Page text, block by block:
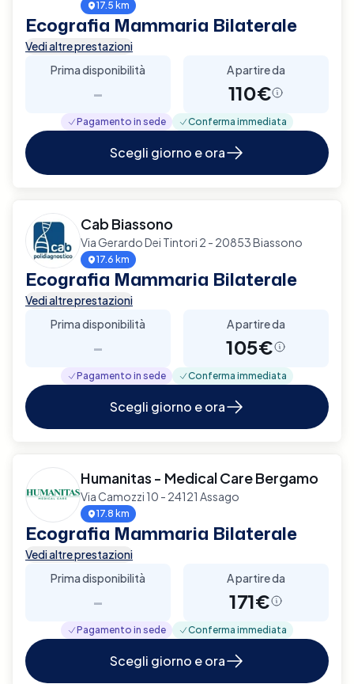
17.5 km
Ecografia Mammaria Bilaterale
Vedi altre prestazioni
Prima disponibilità
-
A partire da
110€
Pagamento in sede Conferma immediata
Scegli giorno e ora
Cab Biassono
Via Gerardo Dei Tintori 2 - 20853 Biassono
17.6 km
Ecografia Mammaria Bilaterale
Vedi altre prestazioni
Prima disponibilità
-
A partire da
105€
Pagamento in sede Conferma immediata
Scegli giorno e ora
Humanitas - Medical Care Bergamo
Via Camozzi 10 - 24121 Assago
17.8 km
Ecografia Mammaria Bilaterale
Vedi altre prestazioni
Prima disponibilità
-
A partire da
171€
Pagamento in sede Conferma immediata
Scegli giorno e ora